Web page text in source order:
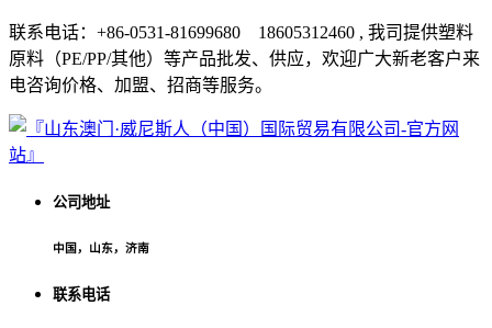
联系电话：+86-0531-81699680 18605312460 , 我司提供塑料
原料（PE/PP/其他）等产品批发、供应，欢迎广大新老客户来
电咨询价格、加盟、招商等服务。
公司地址
中国，山东，济南
联系电话